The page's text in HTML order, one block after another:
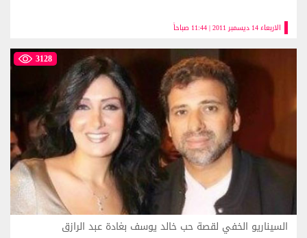
الاربعاء 14 ديسمبر 2011 | 11:44 صباحاً
3128
السيناريو الخفي لقصة حب خالد يوسف بغادة عبد الرازق